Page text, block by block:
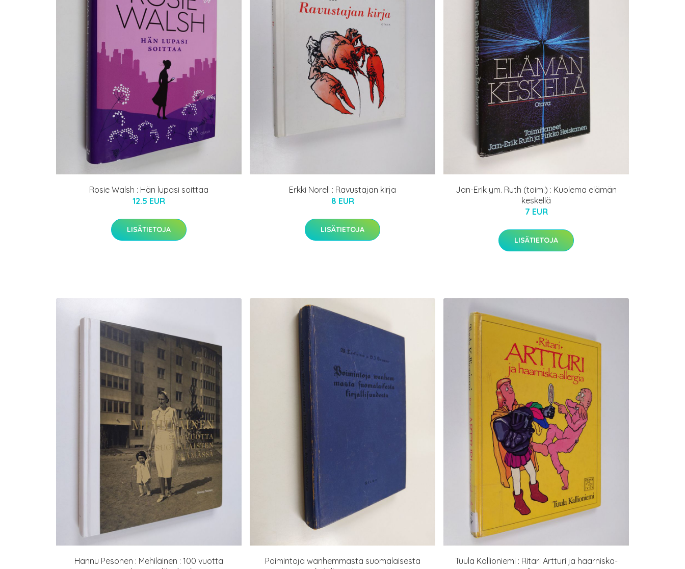
Rosie Walsh : Hän lupasi soittaa
12.5 EUR
LISÄTIETOJA
Erkki Norell : Ravustajan kirja
8 EUR
LISÄTIETOJA
Jan-Erik ym. Ruth (toim.) : Kuolema elämän
keskellä
7 EUR
LISÄTIETOJA
Hannu Pesonen : Mehiläinen : 100 vuotta
Poimintoja wanhemmasta suomalaisesta
Tuula Kallioniemi : Ritari Artturi ja haarniska-